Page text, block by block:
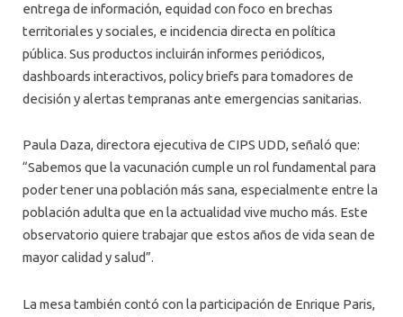
entrega de información, equidad con foco en brechas
territoriales y sociales, e incidencia directa en política
pública. Sus productos incluirán informes periódicos,
dashboards interactivos, policy briefs para tomadores de
decisión y alertas tempranas ante emergencias sanitarias.
Paula Daza, directora ejecutiva de CIPS UDD, señaló que:
“Sabemos que la vacunación cumple un rol fundamental para
poder tener una población más sana, especialmente entre la
población adulta que en la actualidad vive mucho más. Este
observatorio quiere trabajar que estos años de vida sean de
mayor calidad y salud”.
La mesa también contó con la participación de Enrique Paris,